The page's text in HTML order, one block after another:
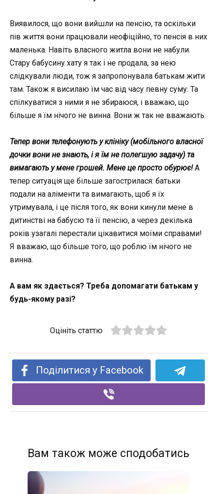
Виявилося, що вони вийшли на пенсію, та оскільки
пів життя вони працювали неофіційно, то пенсія в них
маленька. Навіть власного житла вони не набули.
Стару бабусину хату я так і не продала, за нею
слідкували люди, тож я запропонувала батькам жити
там. Також я висилаю їм час від часу певну суму. Та
спілкуватися з ними я не збираюся, і вважаю, що
більше я їм нічого не винна. Вони ж так не вважають.
Тепер вони телефонують у клініку (мобільного власної
дочки вони не знають, і я їм не полегшую задачу) та
вимагають у мене грошей. Мене це просто обурює! А
тепер ситуація ще більше загострилася: батьки
подали на аліменти та вимагають, щоб я їх
утримувала, і це після того, як вони кинули мене в
дитинстві на бабусю та її пенсію, а через декілька
років узагалі перестали цікавитися моїми справами!
Я вважаю, що більше того, що роблю їм нічого не
винна.
А вам як здається? Треба допомагати батькам у
будь-якому разі?
Оцініть статтю
Поділитися у Facebook
Вам також може сподобатись